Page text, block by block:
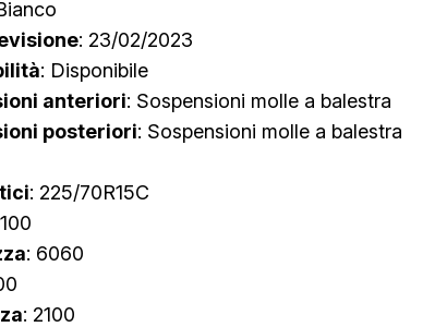
: 23/02/2023
: Disponibile
anteriori: Sospensioni molle a balestra
posteriori: Sospensioni molle a balestra
: 225/70R15C
: 6060
: 2100